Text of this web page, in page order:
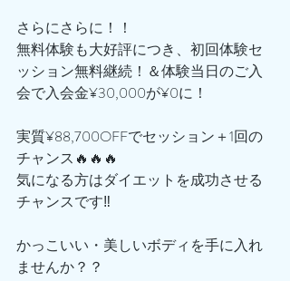
さらにさらに！！
無料体験も大好評につき、初回体験セ
ッション無料継続！＆体験当日のご入
会で入会金¥30,000が¥0に！
実質¥88,700OFFでセッション＋1回の
チャンス🔥🔥🔥
気になる方はダイエットを成功させる
チャンスです‼️
かっこいい・美しいボディを手に入れ
ませんか？？